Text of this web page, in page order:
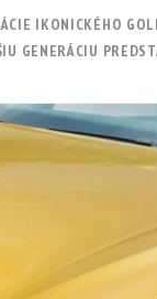
IKONICKÉHO
GENERÁCIU